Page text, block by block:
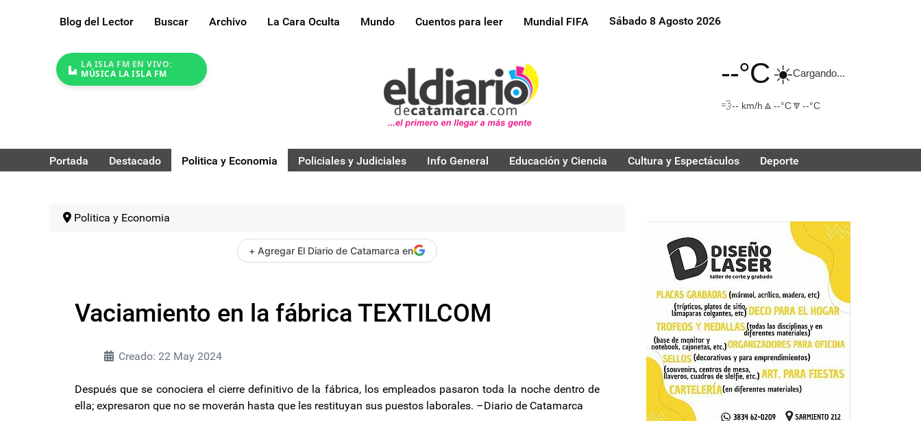
Blog del Lector Buscar Archivo La Cara Oculta Mundo Cuentos para leer Mundial FIFA Sábado 8 Agosto 2026
LA ISLA FM EN VIVO:
MÚSICA LA ISLA FM
--°C☀️Cargando...
💨-- km/h 🔼 --°C🔽 --°C
Portada Destacado Politica y Economia Policiales y Judiciales Info General Educación y Ciencia Cultura y Espectáculos Deporte
Politica y Economia
+ Agregar El Diario de Catamarca en
Vaciamiento en la fábrica TEXTILCOM
Creado: 22 May 2024
Después que se conociera el cierre definitivo de la fábrica, los empleados pasaron toda la noche dentro de
ella; expresaron que no se moverán hasta que les restituyan sus puestos laborales. –Diario de Catamarca